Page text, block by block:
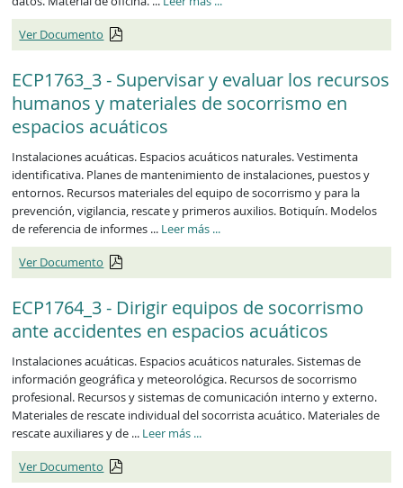
Ver Documento
ECP1763_3 - Supervisar y evaluar los recursos
humanos y materiales de socorrismo en
espacios acuáticos
Instalaciones acuáticas. Espacios acuáticos naturales. Vestimenta
identificativa. Planes de mantenimiento de instalaciones, puestos y
entornos. Recursos materiales del equipo de socorrismo y para la
prevención, vigilancia, rescate y primeros auxilios. Botiquín. Modelos
de referencia de informes ... Leer más ...
Ver Documento
ECP1764_3 - Dirigir equipos de socorrismo
ante accidentes en espacios acuáticos
Instalaciones acuáticas. Espacios acuáticos naturales. Sistemas de
información geográfica y meteorológica. Recursos de socorrismo
profesional. Recursos y sistemas de comunicación interno y externo.
Materiales de rescate individual del socorrista acuático. Materiales de
rescate auxiliares y de ... Leer más ...
Ver Documento